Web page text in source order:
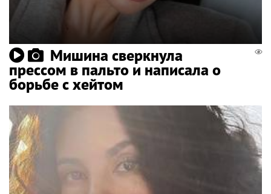
Мишина сверкнула
прессом в пальто и написала о
борьбе с хейтом